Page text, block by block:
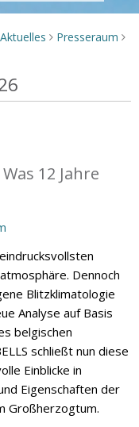
Aktuelles > Presseraum >
12 Jahre
Dennoch
Blitzklimatologie
Analyse auf Basis
belgischen
schließt nun diese
Einblicke in
Eigenschaften der
Großherzogtum.